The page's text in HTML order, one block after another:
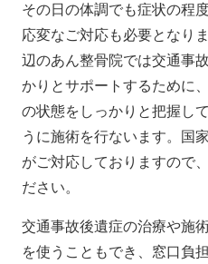
その日の体調でも症状の程
応変なご対応も必要となり
辺のあん整骨院では交通事
かりとサポートするために
の状態をしっかりと把握し
うに施術を行ないます。国
がご対応しておりますので
ださい。
交通事故後遺症の治療や施
を使うこともでき、窓口負